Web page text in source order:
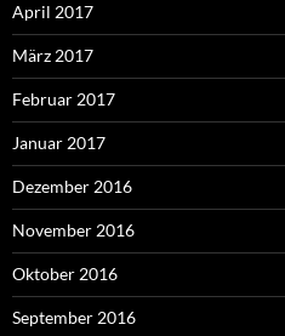
April 2017
März 2017
Februar 2017
Januar 2017
Dezember 2016
November 2016
Oktober 2016
September 2016